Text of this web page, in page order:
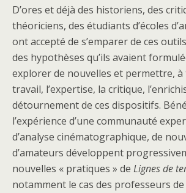
D’ores et déjà des historiens, des
théoriciens, des étudiants d’écoles
ont accepté de s’emparer de ces
des hypothèses qu’ils avaient
explorer de nouvelles et permettre, à
travail, l’expertise, la critique,
détournement de ces dispositifs.
l’expérience d’une communauté
d’analyse cinématographique, de
d’amateurs développent
nouvelles « pratiques » de Lignes de
notamment le cas des professeurs